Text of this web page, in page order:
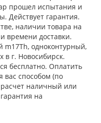
прошел испытания и
Действует гарантия.
наличии товара на
времени доставки.
m17Тh, одноконтурный,
в г. Новосибирск.
бесплатно. Оплатить
способом (по
наличный или
на